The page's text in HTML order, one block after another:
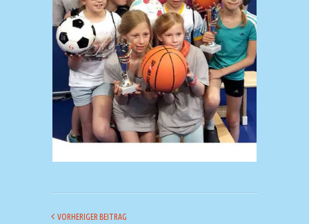
VORHERIGER BEITRAG